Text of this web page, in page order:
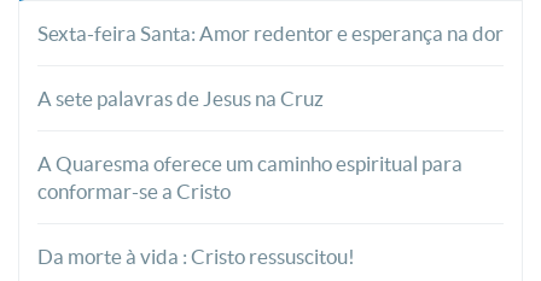
Sexta-feira Santa: Amor redentor e esperança na dor
A sete palavras de Jesus na Cruz
A Quaresma oferece um caminho espiritual para
conformar-se a Cristo
Da morte à vida : Cristo ressuscitou!